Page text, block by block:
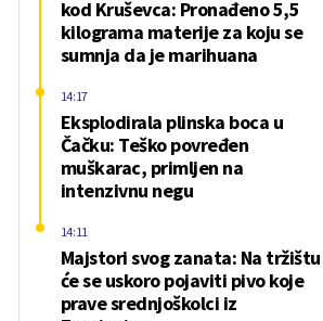
kod Kruševca: Pronađeno 5,5
kilograma materije za koju se
sumnja da je marihuana
Eksplodirala plinska boca u
Čačku: Teško povređen
muškarac, primljen na
intenzivnu negu
14:17
Majstori svog zanata: Na tržištu
će se uskoro pojaviti pivo koje
prave srednjoškolci iz
14:11